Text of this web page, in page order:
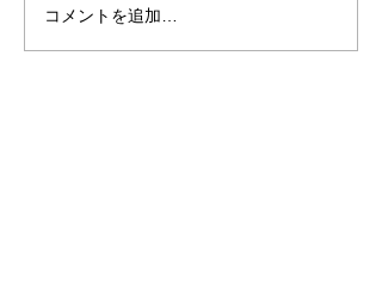
コメントを追加…